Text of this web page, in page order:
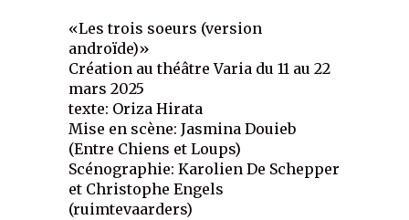
«Les trois soeurs (version
androïde)»
Création au théâtre Varia du 11 au 22
mars 2025
texte: Oriza Hirata
Mise en scène: Jasmina Douieb
(Entre Chiens et Loups)
Scénographie: Karolien De Schepper
et Christophe Engels
(ruimtevaarders)